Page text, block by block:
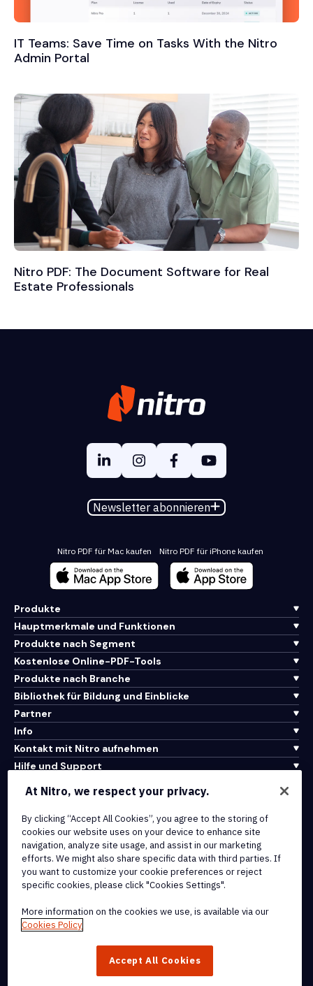
IT Teams: Save Time on Tasks With the Nitro
Admin Portal
Nitro PDF: The Document Software for Real
Estate Professionals
Newsletter abonnieren
Nitro PDF für Mac kaufen Nitro PDF für iPhone kaufen
Produkte
Hauptmerkmale und Funktionen
Produkte nach Segment
Kostenlose Online-PDF-Tools
Produkte nach Branche
Bibliothek für Bildung und Einblicke
Partner
Info
Kontakt mit Nitro aufnehmen
Hilfe und Support
Nutzungsbedingungen
Cookie-Richtlinie
Copyright-Richtlinie
Alle Bedingungen und Richtlinien
Marken von Nitro Software, Inc. oder seinen verbundenen
At Nitro, we respect your privacy.
By clicking “Accept All Cookies”, you agree to the storing of
cookies our website uses on your device to enhance site
navigation, analyze site usage, and assist in our marketing
efforts. We might also share specific data with third parties. If
you want to customize your cookie preferences or reject
specific cookies, please click "Cookies Settings".
More information on the cookies we use, is available via our
Cookies Policy
Accept All Cookies